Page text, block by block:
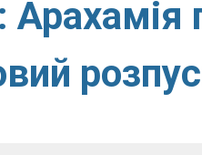
Арахамія